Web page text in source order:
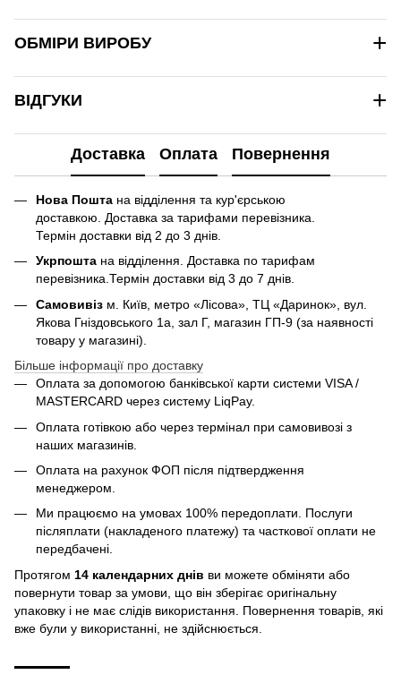
ОБМІРИ ВИРОБУ +
ВІДГУКИ +
Доставка Оплата Повернення
Нова Пошта на відділення та кур'єрською
доставкою. Доставка за тарифами перевізника.
Термін доставки від 2 до 3 днів.
Укрпошта на відділення. Доставка по тарифам
перевізника.Термін доставки від 3 до 7 днів.
Самовивіз м. Київ, метро «Лісова», ТЦ «Даринок», вул.
Якова Гніздовського 1а, зал Г, магазин ГП-9 (за наявності
товару у магазині).
Більше інформації про доставку
Оплата за допомогою банківської карти системи VISA /
MASTERCARD через систему LiqPay.
Оплата готівкою або через термінал при самовивозі з
наших магазинів.
Оплата на рахунок ФОП після підтвердження
менеджером.
Ми працюємо на умовах 100% передоплати. Послуги
післяплати (накладеного платежу) та часткової оплати не
передбачені.
Протягом 14 календарних днів ви можете обміняти або
повернути товар за умови, що він зберігає оригінальну
упаковку і не має слідів використання. Повернення товарів, які
вже були у використанні, не здійснюється.